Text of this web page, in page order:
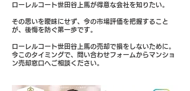
ローレルコート世田谷上馬が得意な会社を知りたい。
その思いを曖昧にせず、今の市場評価を把握すること
が、後悔を防ぐ第一歩です。
ローレルコート世田谷上馬の売却で損をしないために。
今このタイミングで、問い合わせフォームからマンショ
ン売却窓口へご相談ください。